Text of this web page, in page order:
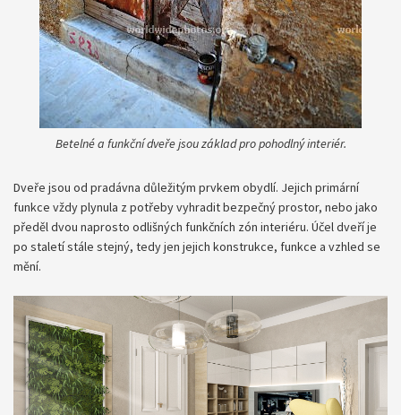
Betelné a funkční dveře jsou základ pro pohodlný interiér.
Dveře jsou od pradávna důležitým prvkem obydlí. Jejich primární
funkce vždy plynula z potřeby vyhradit bezpečný prostor, nebo jako
předěl dvou naprosto odlišných funkčních zón interiéru. Účel dveří je
po staletí stále stejný, tedy jen jejich konstrukce, funkce a vzhled se
mění.